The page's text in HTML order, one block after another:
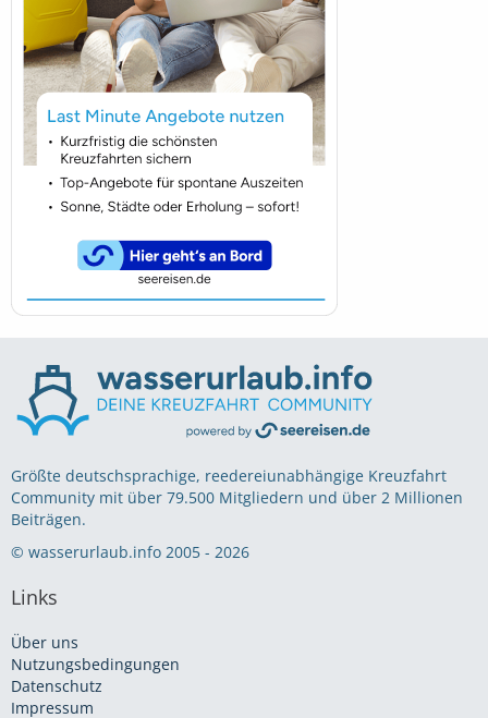
Größte deutschsprachige, reedereiunabhängige Kreuzfahrt
Community mit über 79.500 Mitgliedern und über 2 Millionen
Beiträgen.
© wasserurlaub.info 2005 - 2026
Links
Über uns
Nutzungsbedingungen
Datenschutz
Impressum